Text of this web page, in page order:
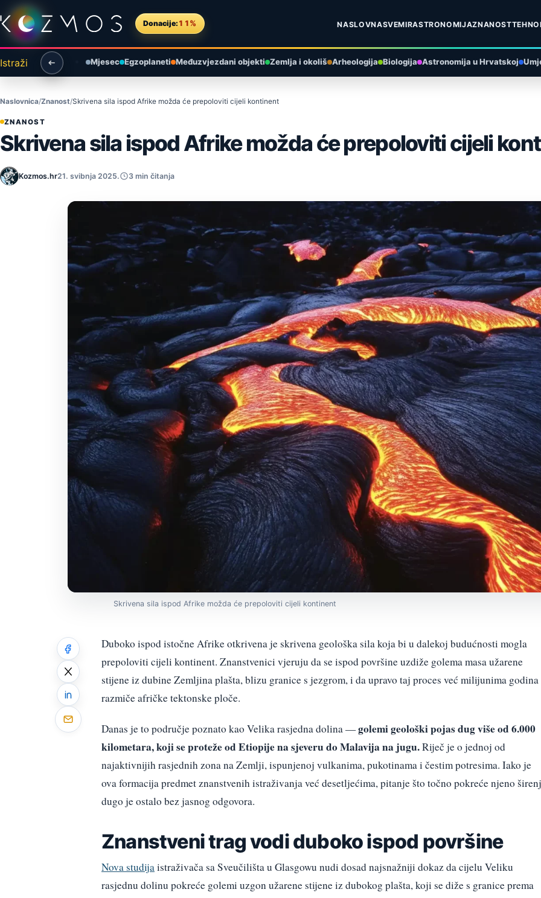
Preskoči na sadržaj
Donacije: 11% NASLOVNASVEMIRASTRONOMIJAZNANOST
Istraži Mjesec Egzoplaneti Međuzvjezdani objekti Zemlja i okoliš Arheologija Biologija Astronomija u Hrvatskoj
Naslovnica Znanost Skrivena sila ispod Afrike možda će prepoloviti cijeli kontinent
ZNANOST
Skrivena sila ispod Afrike možda će prepoloviti cijeli
Kozmos.hr21. svibnja 2025. 3 min čitanja
Skrivena sila ispod Afrike možda će prepoloviti cijeli kontinent
Duboko ispod istočne Afrike otkrivena je skrivena geološka sila koja bi u dalekoj budućnosti mogla
prepoloviti cijeli kontinent. Znanstvenici vjeruju da se ispod površine uzdiže golema masa užarene
stijene iz dubine Zemljina plašta, blizu granice s jezgrom, i da upravo taj proces već milijunima godina
razmiče afričke tektonske ploče.
Danas je to područje poznato kao Velika rasjedna dolina —golemi geološki pojas dug više od 6.000
kilometara, koji se proteže od Etiopije na sjeveru do Malavija na jugu.Riječ je o jednoj od
najaktivnijih rasjednih zona na Zemlji, ispunjenoj vulkanima, pukotinama i čestim potresima. Iako je
ova formacija predmet znanstvenih istraživanja već desetljećima, pitanje što točno pokreće njeno
dugo je ostalo bez jasnog odgovora.
Znanstveni trag vodi duboko ispod površine
Nova studijaistraživača sa Sveučilišta u Glasgowu nudi dosad najsnažniji dokaz da cijelu Veliku
rasjednu dolinu pokreće golemi uzgon užarene stijene iz dubokog plašta, koji se diže s granice prema